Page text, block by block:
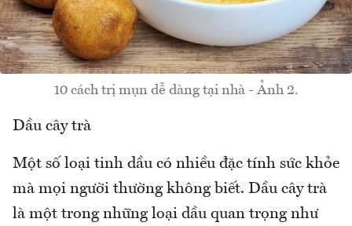
10 cách trị mụn dễ dàng tại nhà - Ảnh 2.
Dầu cây trà
Một số loại tinh dầu có nhiều đặc tính sức khỏe
mà mọi người thường không biết. Dầu cây trà
là một trong những loại dầu quan trọng như